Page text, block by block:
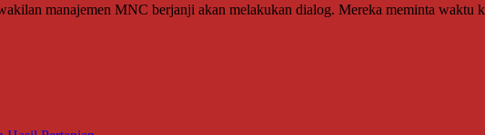
manajemen MNC berjanji akan melakukan dialog. Mereka meminta waktu